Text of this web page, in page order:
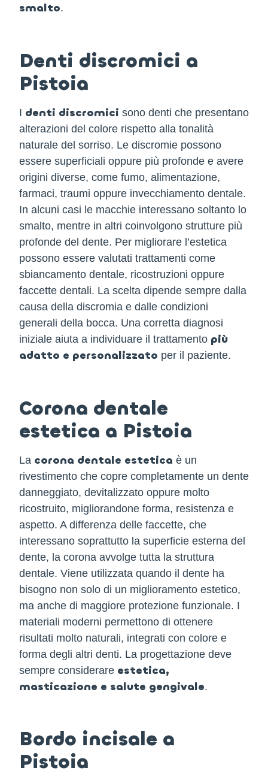
smalto.
Denti discromici a
Pistoia
I denti discromici sono denti che presentano
alterazioni del colore rispetto alla tonalità
naturale del sorriso. Le discromie possono
essere superficiali oppure più profonde e avere
origini diverse, come fumo, alimentazione,
farmaci, traumi oppure invecchiamento dentale.
In alcuni casi le macchie interessano soltanto lo
smalto, mentre in altri coinvolgono strutture più
profonde del dente. Per migliorare l’estetica
possono essere valutati trattamenti come
sbiancamento dentale, ricostruzioni oppure
faccette dentali. La scelta dipende sempre dalla
causa della discromia e dalle condizioni
generali della bocca. Una corretta diagnosi
iniziale aiuta a individuare il trattamento più
adatto e personalizzato per il paziente.
Corona dentale
estetica a Pistoia
La corona dentale estetica è un
rivestimento che copre completamente un dente
danneggiato, devitalizzato oppure molto
ricostruito, migliorandone forma, resistenza e
aspetto. A differenza delle faccette, che
interessano soprattutto la superficie esterna del
dente, la corona avvolge tutta la struttura
dentale. Viene utilizzata quando il dente ha
bisogno non solo di un miglioramento estetico,
ma anche di maggiore protezione funzionale. I
materiali moderni permettono di ottenere
risultati molto naturali, integrati con colore e
forma degli altri denti. La progettazione deve
sempre considerare estetica,
masticazione e salute gengivale.
Bordo incisale a
Pistoia